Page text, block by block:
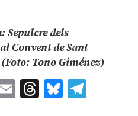
Sepulcre dels
Convent de Sant
Tono Giménez)
EmailThreads
Bluesky